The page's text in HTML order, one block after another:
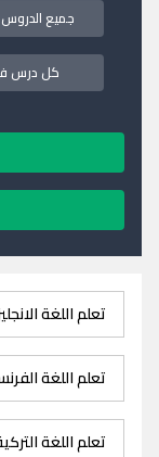
جميع الدروس
كل درس فيه 5 اختبارات تفاعلية لتحسين
تعلم اللغة
تعلم اللغة
تعلم اللغة